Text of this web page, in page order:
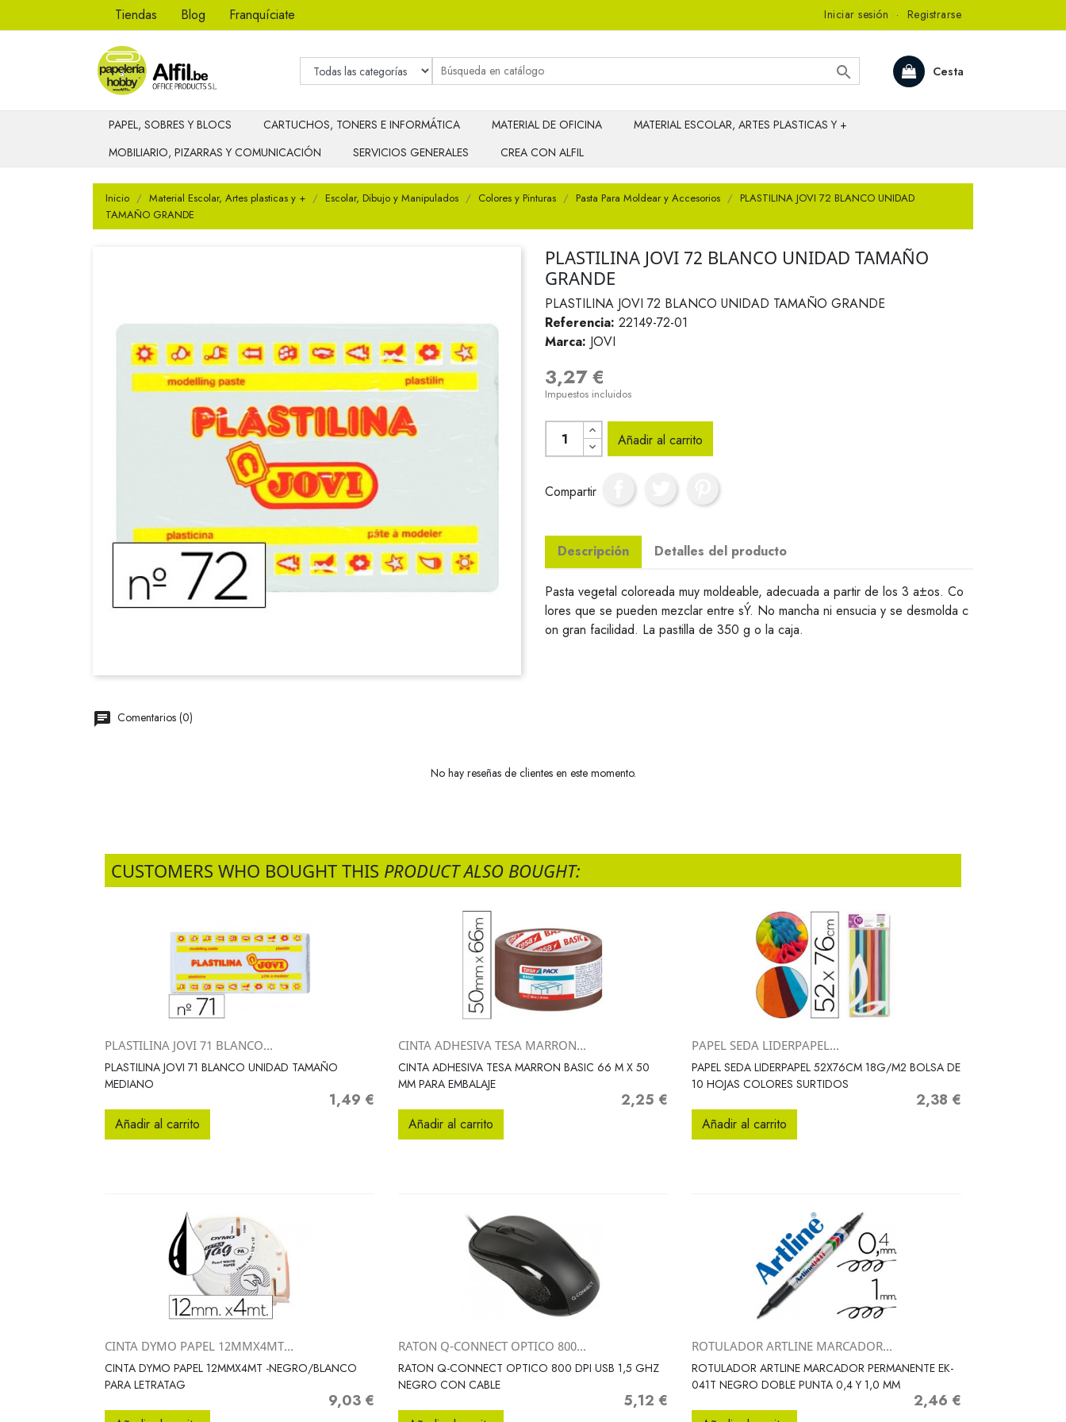
Tiendas Blog Franquíciate Iniciar sesión · Registrarse
Cesta

PAPEL, SOBRES Y BLOCS CARTUCHOS, TONERS E INFORMÁTICA MATERIAL DE OFICINA
MATERIAL ESCOLAR, ARTES PLASTICAS Y +
MOBILIARIO, PIZARRAS Y COMUNICACIÓN
SERVICIOS GENERALES CREA CON ALFIL
Inicio Material Escolar, Artes plasticas y + Escolar, Dibujo y Manipulados Colores y Pinturas Pasta Para Moldear y Accesorios
PLASTILINA JOVI 72 BLANCO UNIDAD
TAMAÑO GRANDE
PLASTILINA JOVI 72 BLANCO UNIDAD TAMAÑO
GRANDE
PLASTILINA JOVI 72 BLANCO UNIDAD TAMAÑO GRANDE
Referencia: 22149-72-01
Marca: JOVI
3,27 €
Impuestos incluidos
Añadir al carrito
Compartir
Descripción Detalles del producto
Pasta vegetal coloreada muy moldeable, adecuada a partir de los 3 a±os. Co
lores que se pueden mezclar entre sÝ. No mancha ni ensucia y se desmolda c
on gran facilidad. La pastilla de 350 g o la caja.
Comentarios (0)
No hay reseñas de clientes en este momento.
CUSTOMERS WHO BOUGHT THIS PRODUCT ALSO BOUGHT:
Vista rápida
PLASTILINA JOVI 71 BLANCO...
PLASTILINA JOVI 71 BLANCO UNIDAD TAMAÑO
MEDIANO
Precio
1,49 €
Añadir al carrito
 Vista rápida
CINTA ADHESIVA TESA MARRON...
CINTA ADHESIVA TESA MARRON BASIC 66 M X 50
MM PARA EMBALAJE
Precio
2,25 €
Añadir al carrito
Vista rápida
PAPEL SEDA LIDERPAPEL...
PAPEL SEDA LIDERPAPEL 52X76CM 18G/M2 BOLSA DE
10 HOJAS COLORES SURTIDOS
Precio
2,38 €
Añadir al carrito
 Vista rápida
CINTA DYMO PAPEL 12MMX4MT...
CINTA DYMO PAPEL 12MMX4MT -NEGRO/BLANCO
PARA LETRATAG
Precio
9,03 €
Vista rápida
RATON Q-CONNECT OPTICO 800...
RATON Q-CONNECT OPTICO 800 DPI USB 1,5 GHZ
NEGRO CON CABLE
Precio
5,12 €
 Vista rápida
ROTULADOR ARTLINE MARCADOR...
ROTULADOR ARTLINE MARCADOR PERMANENTE EK-
041T NEGRO DOBLE PUNTA 0,4 Y 1,0 MM
Precio
2,46 €